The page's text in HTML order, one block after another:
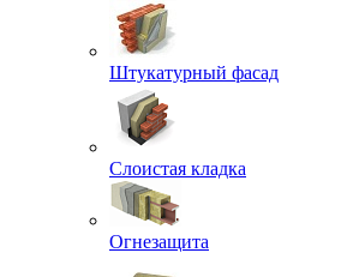
Штукатурный фасад
Слоистая кладка
Огнезащита